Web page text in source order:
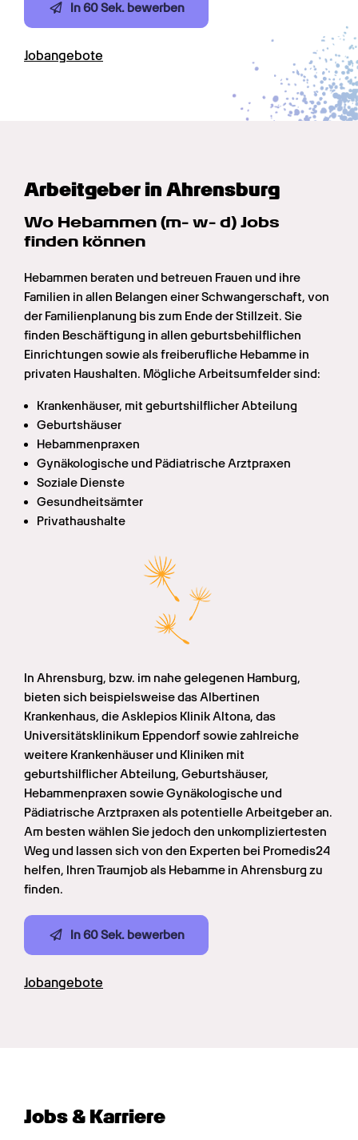
In 60 Sek. bewerben
Jobangebote
Arbeitgeber in Ahrensburg
Wo Hebammen (m- w- d) Jobs
finden können
Hebammen beraten und betreuen Frauen und ihre
Familien in allen Belangen einer Schwangerschaft, von
der Familienplanung bis zum Ende der Stillzeit. Sie
finden Beschäftigung in allen geburtsbehilflichen
Einrichtungen sowie als freiberufliche Hebamme in
privaten Haushalten. Mögliche Arbeitsumfelder sind:
Krankenhäuser, mit geburtshilflicher Abteilung
Geburtshäuser
Hebammenpraxen
Gynäkologische und Pädiatrische Arztpraxen
Soziale Dienste
Gesundheitsämter
Privathaushalte
In Ahrensburg, bzw. im nahe gelegenen Hamburg,
bieten sich beispielsweise das Albertinen
Krankenhaus, die Asklepios Klinik Altona, das
Universitätsklinikum Eppendorf sowie zahlreiche
weitere Krankenhäuser und Kliniken mit
geburtshilflicher Abteilung, Geburtshäuser,
Hebammenpraxen sowie Gynäkologische und
Pädiatrische Arztpraxen als potentielle Arbeitgeber an.
Am besten wählen Sie jedoch den unkompliziertesten
Weg und lassen sich von den Experten bei Promedis24
helfen, Ihren Traumjob als Hebamme in Ahrensburg zu
finden.
In 60 Sek. bewerben
Jobangebote
Jobs & Karriere